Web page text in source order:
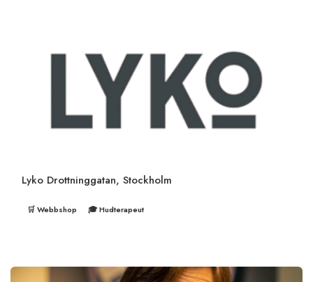
Lyko Drottninggatan, Stockholm
🛒 Webbshop 🎓 Hudterapeut